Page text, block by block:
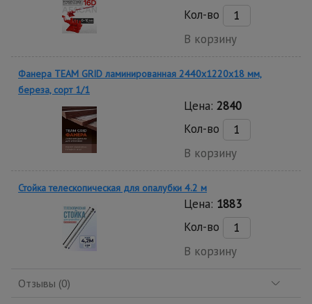
Кол-во
В корзину
Фанера TEAM GRID ламинированная 2440х1220х18 мм,
береза, сорт 1/1
Цена: 2840
Кол-во
В корзину
Стойка телескопическая для опалубки 4.2 м
Цена: 1883
Кол-во
В корзину
Отзывы (0)